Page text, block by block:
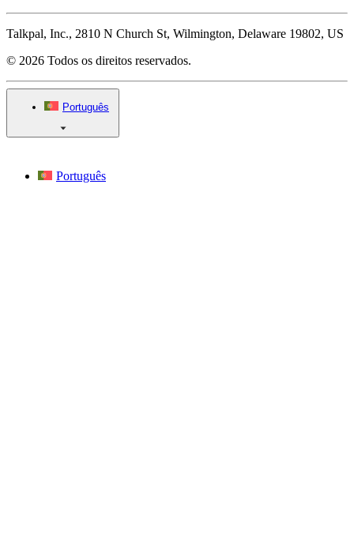
Talkpal, Inc., 2810 N Church St, Wilmington, Delaware 19802, US
© 2026 Todos os direitos reservados.
Português
Português